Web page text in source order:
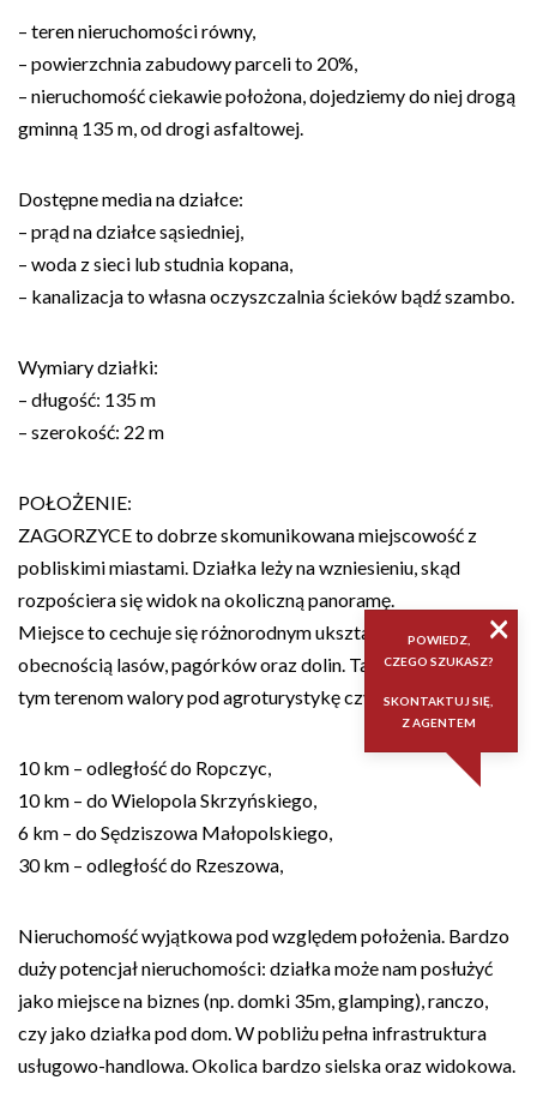
– teren nieruchomości równy,
– powierzchnia zabudowy parceli to 20%,
– nieruchomość ciekawie położona, dojedziemy do niej drogą
gminną 135 m, od drogi asfaltowej.
Dostępne media na działce:
– prąd na działce sąsiedniej,
– woda z sieci lub studnia kopana,
– kanalizacja to własna oczyszczalnia ścieków bądź szambo.
Wymiary działki:
– długość: 135 m
– szerokość: 22 m
POŁOŻENIE:
ZAGORZYCE to dobrze skomunikowana miejscowość z
pobliskimi miastami. Działka leży na wzniesieniu, skąd
rozpościera się widok na okoliczną panoramę.
Miejsce to cechuje się różnorodnym ukształtowaniem terenu,
obecnością lasów, pagórków oraz dolin. Takie cechy nadają
tym terenom walory pod agroturystykę czy rekreację!
10 km – odległość do Ropczyc,
10 km – do Wielopola Skrzyńskiego,
6 km – do Sędziszowa Małopolskiego,
30 km – odległość do Rzeszowa,
Nieruchomość wyjątkowa pod względem położenia. Bardzo
duży potencjał nieruchomości: działka może nam posłużyć
jako miejsce na biznes (np. domki 35m, glamping), ranczo,
czy jako działka pod dom. W pobliżu pełna infrastruktura
usługowo-handlowa. Okolica bardzo sielska oraz widokowa.
×
POWIEDZ,
CZEGO SZUKASZ?
SKONTAKTUJ SIĘ,
Z AGENTEM